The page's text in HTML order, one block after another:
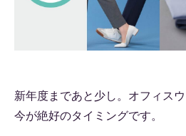
新年度まであと少し。オフィス
今が絶好のタイミングです。